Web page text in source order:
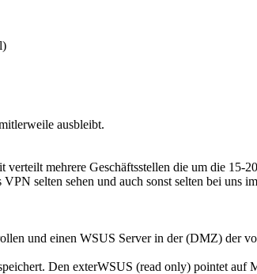
ausbleibt.
mehrere Geschäftsstellen die um die 15-
selten sehen und auch sonst selten bei uns
und einen WSUS Server in der (DMZ) der
Den exterWSUS (read only) pointet auf